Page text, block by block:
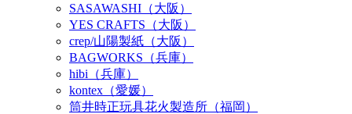
SASAWASHI（大阪）
YES CRAFTS（大阪）
crep/山陽製紙（大阪）
BAGWORKS（兵庫）
hibi（兵庫）
kontex（愛媛）
筒井時正玩具花火製造所（福岡）